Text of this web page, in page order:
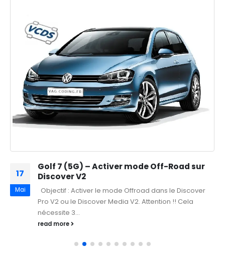
17
Mai
Golf 7 (5G) – Activer mode Off-Road sur
Discover V2
Objectif : Activer le mode Offroad dans le Discover
Pro V2 ou le Discover Media V2. Attention !! Cela
nécessite 3...
read more